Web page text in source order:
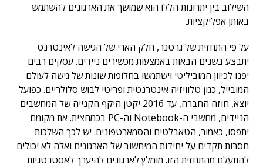
השילוב בין יתרונות הללו הוא שמושך את הארגונים להשתמש
באותן אפליקציות.
על פי התחזית של גרטנר, חלק הארי של הגישה לאינטרנט
יתבצע בשנים הבאות באמצעות מכשירים ניידים. עסקים רבים
יפנו לכיוון המוביליטי וישתמשו בחלופות שונות של גישה לעולם
המובייל, כגון טלוויזיה אינטרנטית ופריטי לבוש סלולריים. כפועל
יוצא, חוזה החברה, עד 2016 יקטן היקף הקנייה של המחשבים
הניידים, מחשבי ה-Notebook וה-PC בכמחצית. את מקומם
יתפסו, כאמור, הטאבלטים והסמארטפונים. יש לכך השלכות
חסרות תקדים על יחידות המיחשוב של הארגונים ואלה לא יכולים
להתעלם מהתחזית הזו. מומלץ לארגונים להיערך לאסטרטגיות